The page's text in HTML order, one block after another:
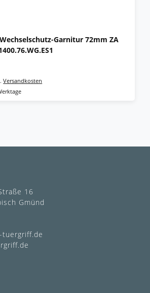
Garnitur 72mm ZA
Versandkosten
16
Gmünd
tuergriff.de